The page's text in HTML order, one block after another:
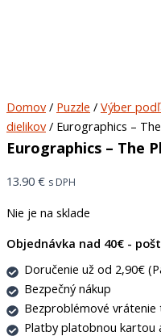
Domov/ Puzzle / Výber
dielikov/ Eurographics –
Eurographics – The
13.90 € s DPH
Nie je na sklade
Objednávka nad 40€ -
Doručenie už od 2,90€
Bezpečný nákup
Bezproblémové vrátenie
Platby platobnou kartou